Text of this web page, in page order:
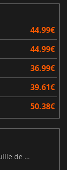
44.99€
44.99€
36.99€
39.61€
50.38€
MARVEL Tōkon dévoile ses débuts et sa feuille de route